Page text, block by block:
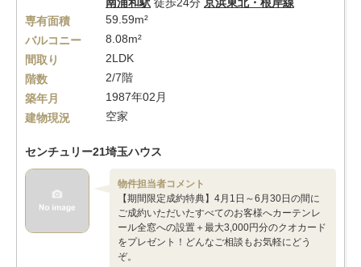
専有面積
59.59m²
バルコニー
8.08m²
間取り
2LDK
階数
2/7階
築年月
1987年02月
建物現況
空家
センチュリー21埼玉ハウス
物件担当者コメント
【期間限定成約特典】4月1日～6月30日の間に
ご成約いただいたすべてのお客様へカーテンレ
ール全窓への設置＋最大3,000円分のクオカード
をプレゼント！どんなご相談もお気軽にどう
ぞ。